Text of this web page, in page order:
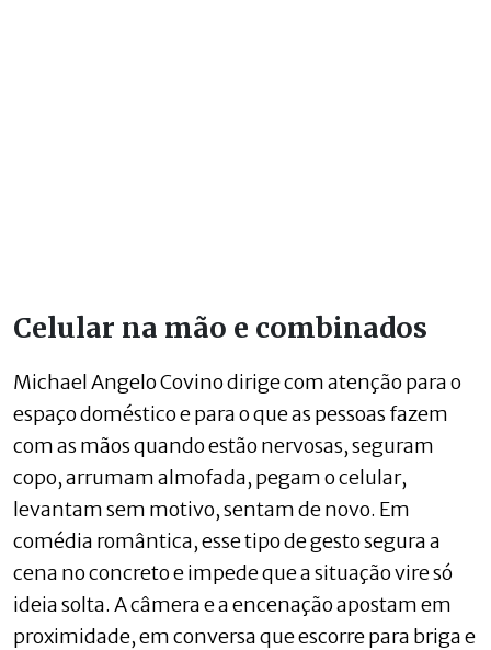
Celular na mão e combinados
Michael Angelo Covino dirige com atenção para o
espaço doméstico e para o que as pessoas fazem
com as mãos quando estão nervosas, seguram
copo, arrumam almofada, pegam o celular,
levantam sem motivo, sentam de novo. Em
comédia romântica, esse tipo de gesto segura a
cena no concreto e impede que a situação vire só
ideia solta. A câmera e a encenação apostam em
proximidade, em conversa que escorre para briga e